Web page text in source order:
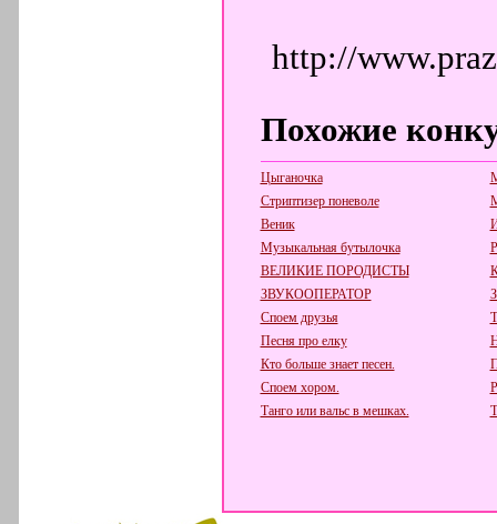
http://
Похожие
Цыганочка
Стриптизер поневоле
Веник
Музыкальная бутылочка
ВЕЛИКИЕ ПОРОДИСТЫ
ЗВУКООПЕРАТОР
Споем друзья
Песня про елку
Кто больше знает песен.
Споем хором.
Танго или вальс в мешках.